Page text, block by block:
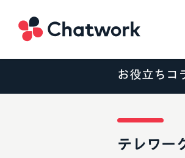
お役立ちコ
テレワー